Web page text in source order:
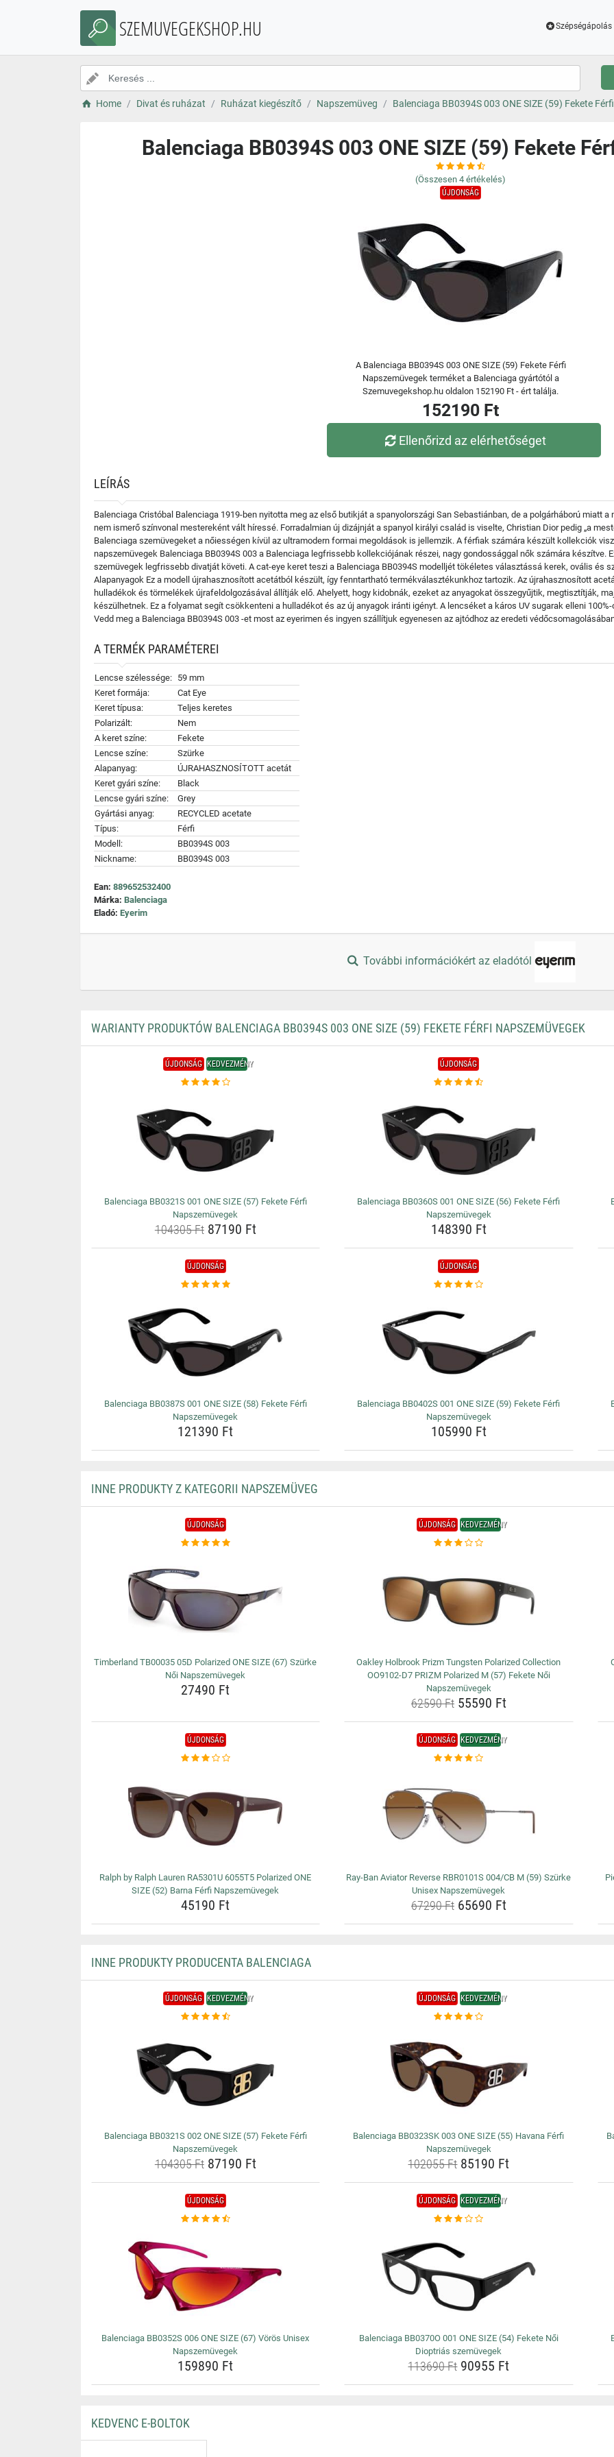
SZEMUVEGEKSHOP.HU Szépségápolás
Home Divat és ruházat Ruházat kiegészítő Napszemüveg Balenciaga BB0394S 003 ONE SIZE (59) Fekete
Balenciaga BB0394S 003 ONE SIZE (59) Fekete
(Összesen 4 értékelés)
ÚJDONSÁG
A Balenciaga BB0394S 003 ONE SIZE (59) Fekete Férfi
Napszemüvegek terméket a Balenciaga gyártótól a
Szemuvegekshop.hu oldalon 152190 Ft - ért találja.
152190 Ft
Ellenőrizd az elérhetőséget
LEÍRÁS
Balenciaga Cristóbal Balenciaga 1919-ben nyitotta meg az első butikját a spanyolországi San Sebastiánban, de a polgárháború miatt
nem ismerő színvonal mestereként vált híressé. Forradalmian új dizájnját a spanyol királyi család is viselte, Christian Dior pedig „a
Balenciaga szemüvegeket a nőiességen kívül az ultramodern formai megoldások is jellemzik. A férfiak számára készült kollekciók
napszemüvegek Balenciaga BB0394S 003 a Balenciaga legfrissebb kollekciójának részei, nagy gondossággal nők számára készítve.
szemüvegek legfrissebb divatját követi. A cat-eye keret teszi a Balenciaga BB0394S modelljét tökéletes választássá kerek, ovális és
Alapanyagok Ez a modell újrahasznosított acetátból készült, így fenntartható termékválasztékunkhoz tartozik. Az újrahasznosított
hulladékok és törmelékek újrafeldolgozásával állítják elő. Ahelyett, hogy kidobnák, ezeket az anyagokat összegyűjtik, megtisztítják,
készülhetnek. Ez a folyamat segít csökkenteni a hulladékot és az új anyagok iránti igényt. A lencséket a káros UV sugarak elleni
Vedd meg a Balenciaga BB0394S 003 -et most az eyerimen és ingyen szállítjuk egyenesen az ajtódhoz az eredeti
A TERMÉK PARAMÉTEREI
Lencse szélessége: 59 mm
Keret formája:
Cat Eye
Keret típusa:
Teljes keretes
Polarizált:
Nem
A keret színe:
Fekete
Lencse színe:
Szürke
Alapanyag:
ÚJRAHASZNOSÍTOTT acetát
Keret gyári színe:
Black
Lencse gyári színe:
Grey
Gyártási anyag:
RECYCLED acetate
Típus:
Férfi
Modell:
BB0394S 003
Nickname:
BB0394S 003
Ean: 889652532400
Márka: Balenciaga
Eladó: Eyerim
További információkért az eladótól
WARIANTY PRODUKTÓW BALENCIAGA BB0394S 003 ONE SIZE (59) FEKETE FÉRFI NAPSZEMÜVEGEK
ÚJDONSÁG KEDVEZMÉNY
Balenciaga BB0321S 001 ONE SIZE (57) Fekete Férfi
Napszemüvegek
104305 Ft87190 Ft
ÚJDONSÁG
Balenciaga BB0360S 001 ONE SIZE (56) Fekete Férfi
Napszemüvegek
148390 Ft
ÚJDONSÁG
Balenciaga BB0387S 001 ONE SIZE (58) Fekete Férfi
Napszemüvegek
121390 Ft
ÚJDONSÁG
Balenciaga BB0402S 001 ONE SIZE (59) Fekete Férfi
Napszemüvegek
105990 Ft
INNE PRODUKTY Z KATEGORII NAPSZEMÜVEG
ÚJDONSÁG
Timberland TB00035 05D Polarized ONE SIZE (67) Szürke
Női Napszemüvegek
27490 Ft
ÚJDONSÁG KEDVEZMÉNY
Oakley Holbrook Prizm Tungsten Polarized Collection
OO9102-D7 PRIZM Polarized M (57) Fekete Női
Napszemüvegek
62590 Ft55590 Ft
ÚJDONSÁG
Ralph by Ralph Lauren RA5301U 6055T5 Polarized ONE
SIZE (52) Barna Férfi Napszemüvegek
45190 Ft
ÚJDONSÁG KEDVEZMÉNY
Ray-Ban Aviator Reverse RBR0101S 004/CB M (59) Szürke
Unisex Napszemüvegek
67290 Ft65690 Ft
INNE PRODUKTY PRODUCENTA BALENCIAGA
ÚJDONSÁG KEDVEZMÉNY
Balenciaga BB0321S 002 ONE SIZE (57) Fekete Férfi
Napszemüvegek
104305 Ft87190 Ft
ÚJDONSÁG KEDVEZMÉNY
Balenciaga BB0323SK 003 ONE SIZE (55) Havana Férfi
Napszemüvegek
102055 Ft85190 Ft
ÚJDONSÁG
Balenciaga BB0352S 006 ONE SIZE (67) Vörös Unisex
Napszemüvegek
159890 Ft
ÚJDONSÁG KEDVEZMÉNY
Balenciaga BB0370O 001 ONE SIZE (54) Fekete Női
Dioptriás szemüvegek
113690 Ft90955 Ft
KEDVENC E-BOLTOK